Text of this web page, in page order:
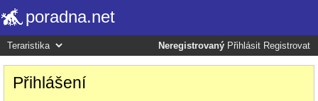
poradna.net
Neregistrovaný Přihlásit Registrovat
Přihlášení